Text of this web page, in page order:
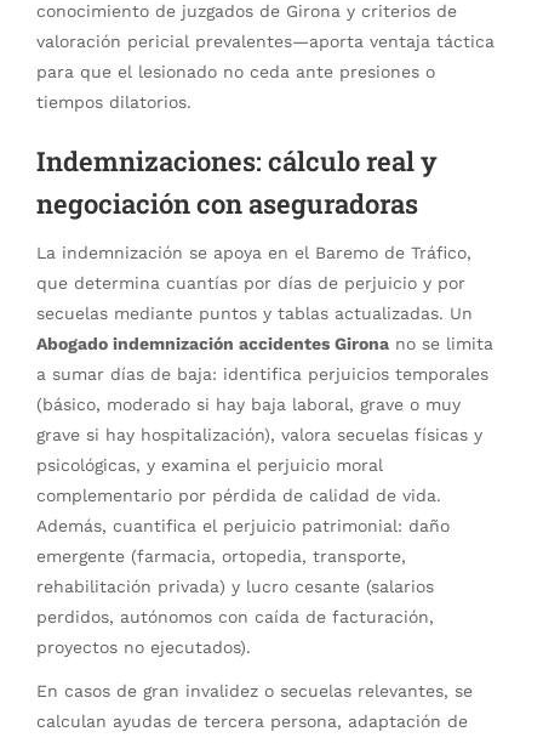
conocimiento de juzgados de Girona y criterios de
valoración pericial prevalentes—aporta ventaja táctica
para que el lesionado no ceda ante presiones o
tiempos dilatorios.
Indemnizaciones: cálculo real y
negociación con aseguradoras
La indemnización se apoya en el Baremo de Tráfico,
que determina cuantías por días de perjuicio y por
secuelas mediante puntos y tablas actualizadas. Un
Abogado indemnización accidentes Girona no se limita
a sumar días de baja: identifica perjuicios temporales
(básico, moderado si hay baja laboral, grave o muy
grave si hay hospitalización), valora secuelas físicas y
psicológicas, y examina el perjuicio moral
complementario por pérdida de calidad de vida.
Además, cuantifica el perjuicio patrimonial: daño
emergente (farmacia, ortopedia, transporte,
rehabilitación privada) y lucro cesante (salarios
perdidos, autónomos con caída de facturación,
proyectos no ejecutados).
En casos de gran invalidez o secuelas relevantes, se
calculan ayudas de tercera persona, adaptación de